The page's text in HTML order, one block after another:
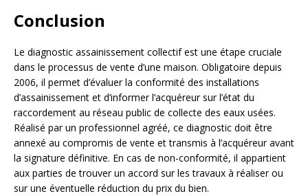
Conclusion
Le diagnostic assainissement collectif est une étape cruciale
dans le processus de vente d’une maison. Obligatoire depuis
2006, il permet d’évaluer la conformité des installations
d’assainissement et d’informer l’acquéreur sur l’état du
raccordement au réseau public de collecte des eaux usées.
Réalisé par un professionnel agréé, ce diagnostic doit être
annexé au compromis de vente et transmis à l’acquéreur avant
la signature définitive. En cas de non-conformité, il appartient
aux parties de trouver un accord sur les travaux à réaliser ou
sur une éventuelle réduction du prix du bien.